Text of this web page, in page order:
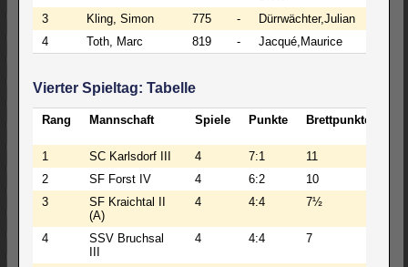
3 Kling, Simon 775 - Dürrwächter,Julian
4
Toth, Marc 819 - Jacqué,Maurice
Vierter Spieltag: Tabelle
Rang Mannschaft Spiele Punkte Brettpunkte
1 SC Karlsdorf III 4 7:1 11
2
SF Forst IV 4 6:2 10
3
SF Kraichtal II
(A)
4 4:4 7½
4
SSV Bruchsal
4 4:4 7